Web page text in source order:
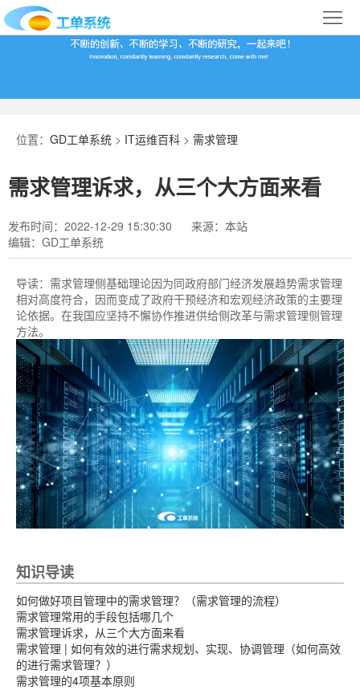
首
百
科
下
载
于
我
行
业
位置： GD工单系统 > IT运维百科 > 需求管理
需求管理诉求，从三个大方面来看
发布时间：2022-12-29 15:30:30
来源：本站
编辑：GD工单系统
导读： 需求管理侧基础理论因为同政府部门经济发展趋势需求管理
相对高度符合，因而变成了政府干预经济和宏观经济政策的主要理
论依据。在我国应坚持不懈协作推进供给侧改革与需求管理侧管理
方法。
知识导读
如何做好项目管理中的需求管理？（需求管理的流程）
需求管理常用的手段包括哪几个
需求管理诉求，从三个大方面来看
需求管理 | 如何有效的进行需求规划、实现、协调管理（如何高效
的进行需求管理？）
需求管理的4项基本原则